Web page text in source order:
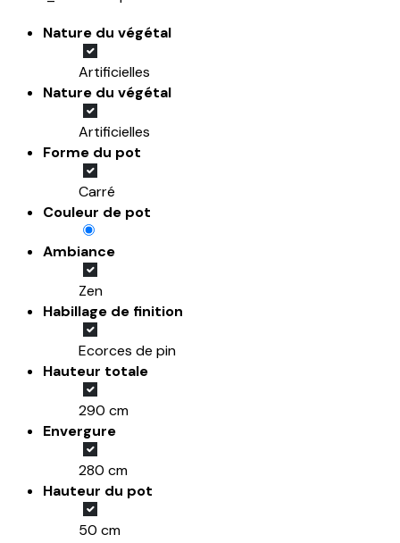
Nature du végétal
Artificielles
Nature du végétal
Artificielles
Forme du pot
Carré
Couleur de pot
Ambiance
Zen
Habillage de finition
Ecorces de pin
Hauteur totale
290 cm
Envergure
280 cm
Hauteur du pot
50 cm